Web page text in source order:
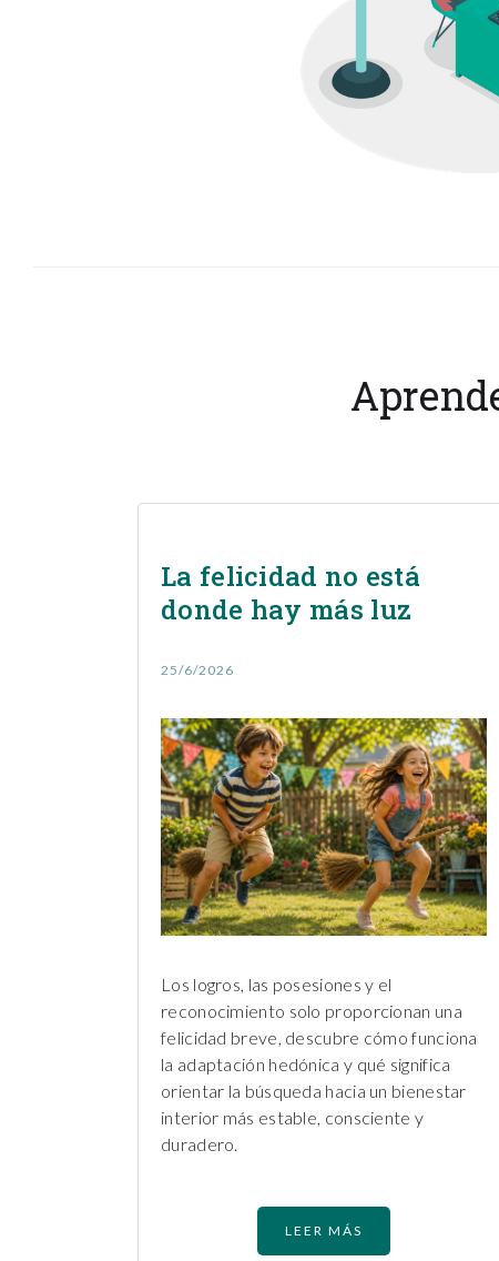
La felicidad no está
donde hay más luz
25/6/2026
Los logros, las posesiones y el
reconocimiento solo proporcionan una
felicidad breve, descubre cómo funciona
la adaptación hedónica y qué significa
orientar la búsqueda hacia un bienestar
interior más estable, consciente y
duradero.
LEER MÁS